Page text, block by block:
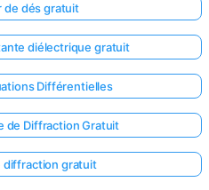
de dés gratuit
diélectrique gratuit
Différentielles
de Diffraction Gratuit
diffraction gratuit